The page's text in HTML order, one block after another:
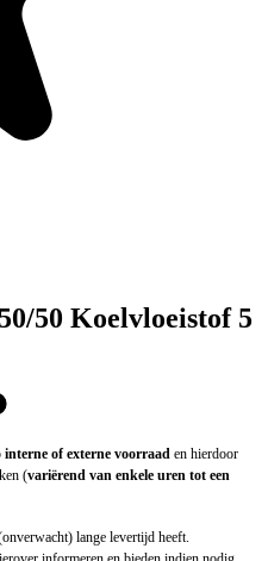
50 Koelvloeistof 5
interne of externe voorraad en hierdoor
(variërend van enkele uren tot een
lange levertijd heeft.